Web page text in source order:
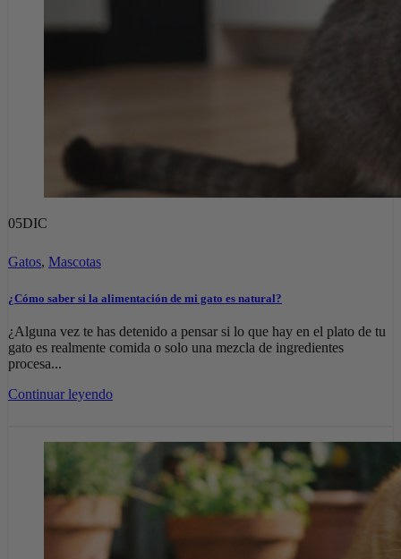
05DIC
Gatos, Mascotas
¿Cómo saber si la alimentación de mi gato es natural?
¿Alguna vez te has detenido a pensar si lo que hay en el plato de tu
gato es realmente comida o solo una mezcla de ingredientes
procesa...
Continuar leyendo